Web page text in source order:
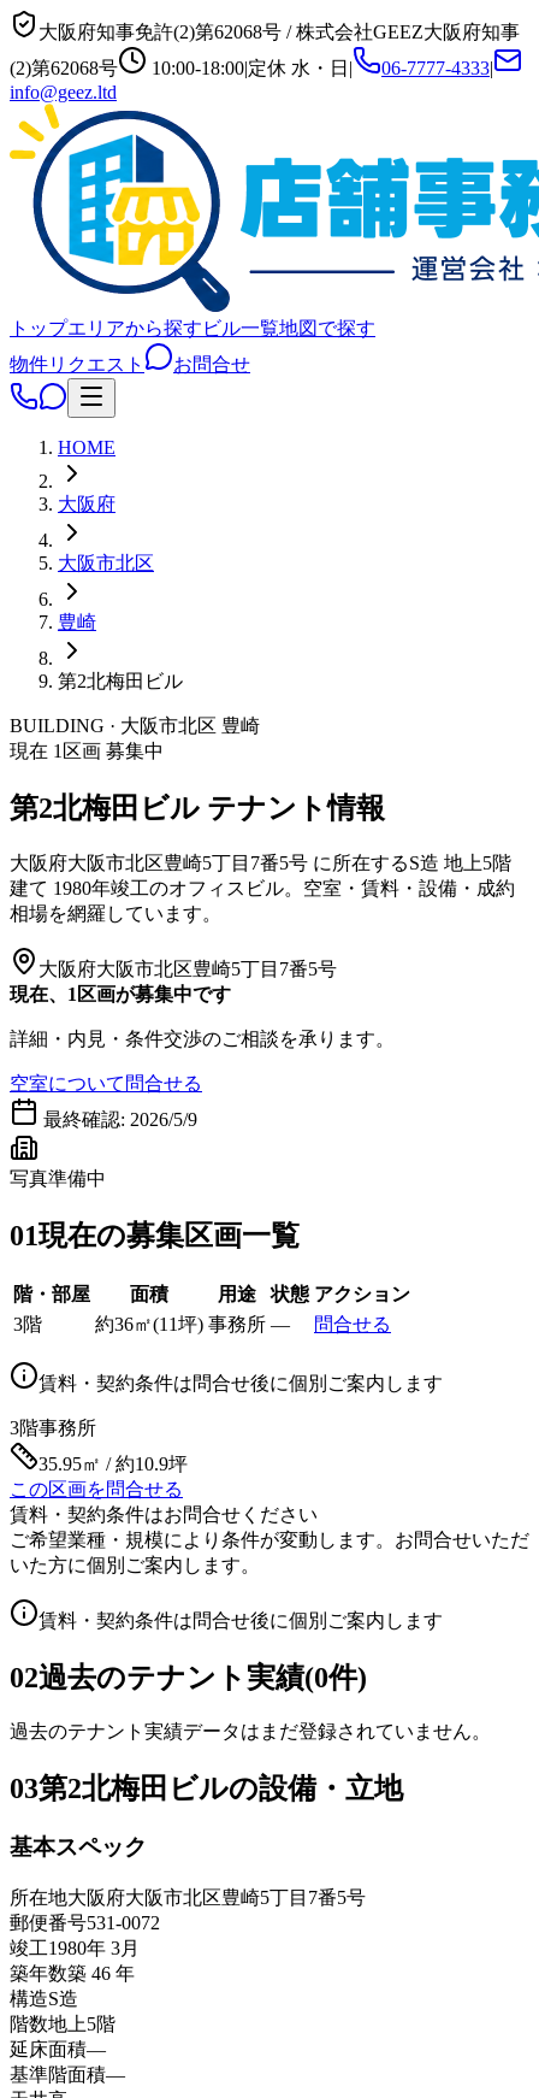
大阪府知事免許(2)第62068号 /株式会社GEEZ大阪府知事
(2)第62068号
10:00-18:00|定休 水・日 | 06-7777-4333|
info@geez.ltd
トップエリアから探す ビル一覧地図で探す
物件リクエスト
お問合せ
HOME
大阪府
大阪市北区
豊崎
第2北梅田ビル
BUILDING · 大阪市北区 豊崎
現在 1 区画 募集中
第2北梅田ビル テナント情報
大阪府大阪市北区豊崎5丁目7番5号 に所在するS造 地上5階
建て 1980年竣工のオフィスビル。空室・賃料・設備・成約
相場を網羅しています。
大阪府大阪市北区豊崎5丁目7番5号
現在、1区画が募集中です
詳細・内見・条件交渉のご相談を承ります。
空室について問合せる
最終確認: 2026/5/9
写真準備中
01現在の募集区画一覧
階・部屋 面積 用途 状態 アクション
3階
約36㎡(11坪) 事務所 — 問合せる
賃料・契約条件は問合せ後に個別ご案内します
3階事務所
35.95㎡ / 約10.9坪
この区画を問合せる
賃料・契約条件はお問合せください
ご希望業種・規模により条件が変動します。お問合せいただ
いた方に個別ご案内します。
賃料・契約条件は問合せ後に個別ご案内します
02過去のテナント実績(0件)
過去のテナント実績データはまだ登録されていません。
03第2北梅田ビルの設備・立地
基本スペック
所在地大阪府大阪市北区豊崎5丁目7番5号
郵便番号531-0072
竣工1980年 3月
築年数築 46 年
構造S造
階数地上5階
延床面積—
基準階面積—